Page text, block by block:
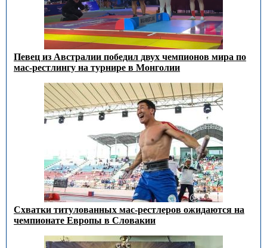
Певец из Австралии победил двух чемпионов мира по
мас-рестлингу на турнире в Монголии
Схватки титулованных мас-рестлеров ожидаются на
чемпионате Европы в Словакии